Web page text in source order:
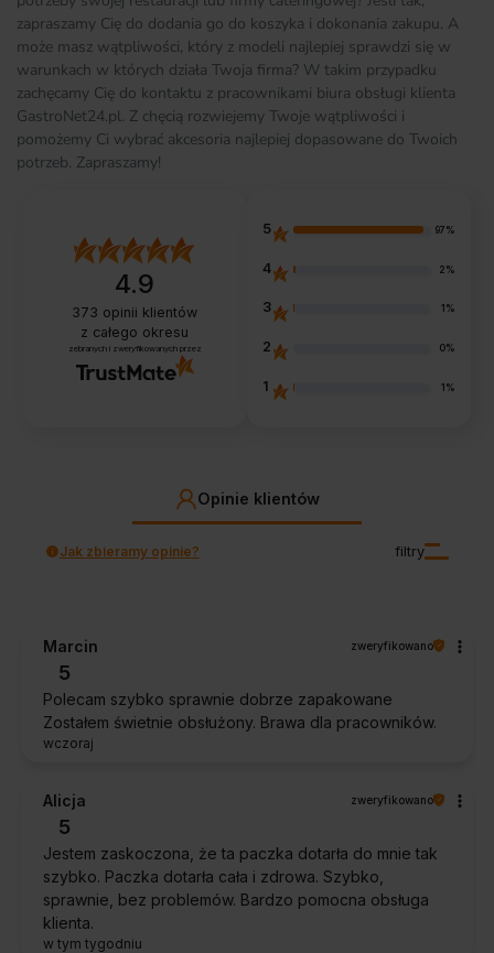
zapraszamy Cię do dodania go do koszyka i dokonania zakupu. A
może masz wątpliwości, który z modeli najlepiej sprawdzi się w
warunkach w których działa Twoja firma? W takim przypadku
zachęcamy Cię do kontaktu z pracownikami biura obsługi klienta
GastroNet24.pl. Z chęcią rozwiejemy Twoje wątpliwości i
pomożemy Ci wybrać akcesoria najlepiej dopasowane do Twoich
potrzeb. Zapraszamy!
4.9
373 opinii klientów
z całego okresu
zebranych i zweryfikowanych przez
5 97%
4 2%
3 1%
2 0%
1 1%
Opinie klientów
filtry
Jak zbieramy opinie?
Marcin zweryfikowano
5
Polecam szybko sprawnie dobrze zapakowane
Zostałem świetnie obsłużony. Brawa dla pracowników.
wczoraj
Alicja zweryfikowano
5
Jestem zaskoczona, że ta paczka dotarła do mnie tak
szybko. Paczka dotarła cała i zdrowa. Szybko,
sprawnie, bez problemów. Bardzo pomocna obsługa
klienta.
w tym tygodniu